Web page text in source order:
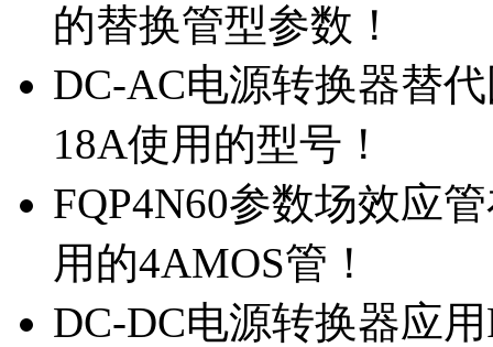
的替换管型参数！
DC-AC电源转换器替
18A使用的型号！
FQP4N60参数场效应
用的4AMOS管！
DC-DC电源转换器应